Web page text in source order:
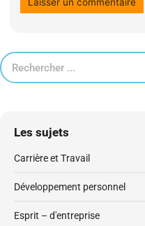
Les sujets
Carrière et Travail
Développement personnel
Esprit – d'entreprise